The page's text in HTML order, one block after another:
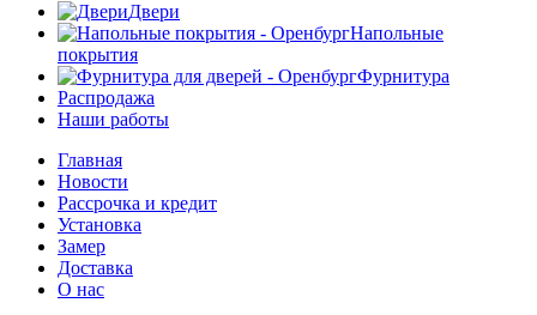
Двери
Напольные
покрытия
Фурнитура
Распродажа
Наши работы
Главная
Новости
Рассрочка и кредит
Установка
Замер
Доставка
О нас